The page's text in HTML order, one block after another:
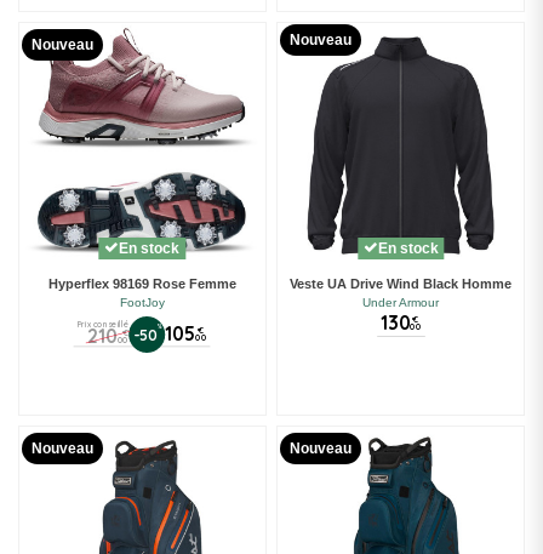
Nouveau
En stock
Hyperflex 98169 Rose Femme
FootJoy
Prix conseillé
210 €
00 -50% 105 €
00
Nouveau
En stock
Veste UA Drive Wind Black Homme
Under Armour
130 €
00
Nouveau Nouveau